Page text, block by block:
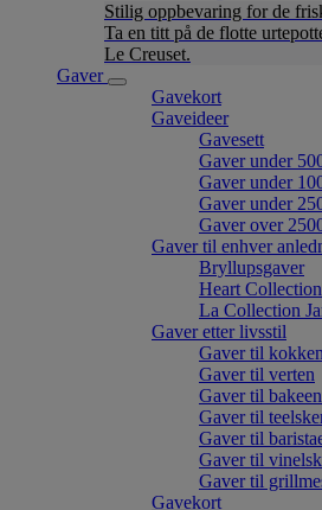
Stilig oppbevaring for de
Ta en titt på de flotte
Le Creuset.
Gaver
Gavekort
Gaveideer
Gavesett
Gaver under
Gaver under
Gaver under
Gaver over
Gaver til enhver
Bryllupsgaver
Heart Collection
La Collection
Gaver etter livsstil
Gaver til kokken
Gaver til verten
Gaver til
Gaver til
Gaver til
Gaver til
Gaver til
Gavekort